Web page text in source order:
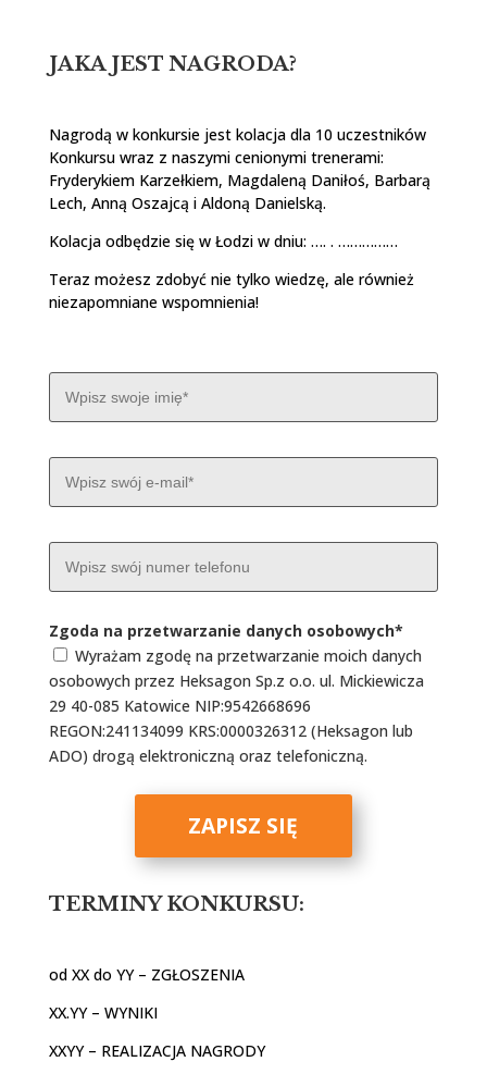
JAKA JEST NAGRODA?
Nagrodą w konkursie jest kolacja dla 10 uczestników
Konkursu wraz z naszymi cenionymi trenerami:
Fryderykiem Karzełkiem, Magdaleną Daniłoś, Barbarą
Lech, Anną Oszajcą i Aldoną Danielską.
Kolacja odbędzie się w Łodzi w dniu: …. . ……………
Teraz możesz zdobyć nie tylko wiedzę, ale również
niezapomniane wspomnienia!
Zgoda na przetwarzanie danych osobowych*
Wyrażam zgodę na przetwarzanie moich danych
osobowych przez Heksagon Sp.z o.o. ul. Mickiewicza
29 40-085 Katowice NIP:9542668696
REGON:241134099 KRS:0000326312 (Heksagon lub
ADO) drogą elektroniczną oraz telefoniczną.
ZAPISZ SIĘ
TERMINY KONKURSU:
od XX do YY – ZGŁOSZENIA
XX.YY – WYNIKI
XXYY – REALIZACJA NAGRODY